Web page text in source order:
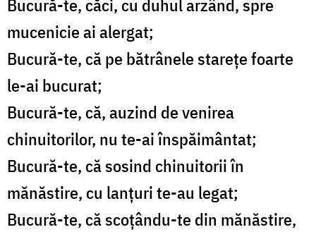
Bucură-te, căci, cu duhul arzând, spre
mucenicie ai alergat;
Bucură-te, că pe bătrânele stareţe foarte
le-ai bucurat;
Bucură-te, că, auzind de venirea
chinuitorilor, nu te-ai înspăimântat;
Bucură-te, că sosind chinuitorii în
mănăstire, cu lanţuri te-au legat;
Bucură-te, că scoţându-te din mănăstire,